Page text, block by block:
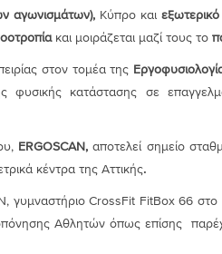
αγωνισμάτων), Κύπρο και
και μοιράζεται μαζί τους το
στον τομέα της
κατάστασης σε
ERGOSCAN,αποτελεί σημείο
κέντρα της Αττικής.
γυμναστήριο CrossFit FitBox 66 στο
Αθλητών όπως επίσης